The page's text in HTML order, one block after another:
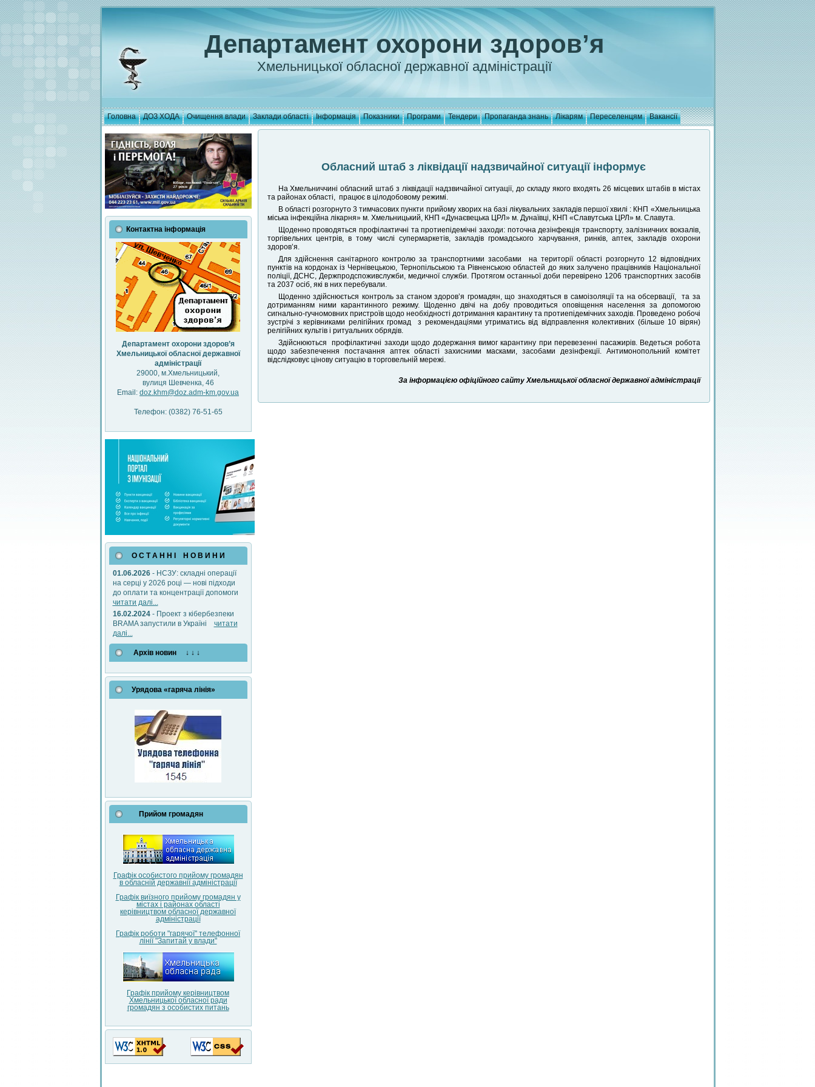
Департамент охорони здоров’я
Хмельницької обласної державної адміністрації
Головна ДОЗ ХОДА Очищення влади Заклади області Інформація Показники Програми Тендери Пропаганда знань Лікарям Переселенцям Вакансії
Контактна інформація
Департамент охорони здоров’я
Хмельницької обласної державної
адміністрації
29000, м.Хмельницький,
вулиця Шевченка, 46
Email: doz.khm@doz.adm-km.gov.ua
Телефон: (0382) 76-51-65
О С Т А Н Н І Н О В И Н И
01.06.2026- НСЗУ: складні операції
на серці у 2026 році — нові підходи
до оплати та концентрації допомоги
читати далі...
16.02.2024- Проект з кібербезпеки
BRAMA запустили в Україні читати
далі...
Архів новин ↓ ↓ ↓
Урядова «гаряча лінія»
Прийом громадян
Графік особистого прийому громадян
в обласній державнії адміністрації
Графік виїзного прийому громадян у
містах і районах області
керівництвом обласної державної
адміністрації
Графік роботи "гарячої" телефонної
лінії "Запитай у влади"
Графік прийому керівництвом
Хмельницької обласної ради
громадян з особистих питань
Обласний штаб з ліквідації надзвичайної ситуації інформує
На Хмельниччині обласний штаб з ліквідації надзвичайної ситуації, до складу якого входять 26 місцевих штабів в містах
та районах області, працює в цілодобовому режимі.
В області розгорнуто 3 тимчасових пункти прийому хворих на базі лікувальних закладів першої хвилі : КНП «Хмельницька
міська інфекційна лікарня» м. Хмельницький, КНП «Дунаєвецька ЦРЛ» м. Дунаївці, КНП «Славутська ЦРЛ» м. Славута.
Щоденно проводяться профілактичні та протиепідемічні заходи: поточна дезінфекція транспорту, залізничних вокзалів,
торгівельних центрів, в тому числі супермаркетів, закладів громадського харчування, ринків, аптек, закладів охорони
здоров’я.
Для здійснення санітарного контролю за транспортними засобами на території області розгорнуто 12 відповідних
пунктів на кордонах із Чернівецькою, Тернопільською та Рівненською областей до яких залучено працівників Національної
поліції, ДСНС, Держпродспоживслужби, медичної служби. Протягом останньої доби перевірено 1206 транспортних засобів
та 2037 осіб, які в них перебували.
Щоденно здійснюється контроль за станом здоров’я громадян, що знаходяться в самоізоляції та на обсервації, та за
дотриманням ними карантинного режиму. Щоденно двічі на добу проводиться оповіщення населення за допомогою
сигнально-гучномовних пристроїв щодо необхідності дотримання карантину та протиепідемічних заходів. Проведено робочі
зустрічі з керівниками релігійних громад з рекомендаціями утриматись від відправлення колективних (більше 10 вірян)
релігійних культів і ритуальних обрядів.
Здійснюються профілактичні заходи щодо додержання вимог карантину при перевезенні пасажирів. Ведеться робота
щодо забезпечення постачання аптек області захисними масками, засобами дезінфекції. Антимонопольний комітет
відслідковує цінову ситуацію в торговельній мережі.
За інформацією офіційного сайту Хмельницької обласної державної адміністрації